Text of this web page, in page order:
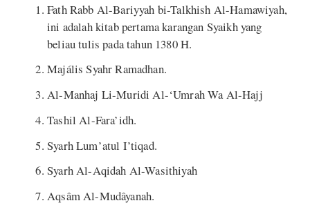
Fath Rabb Al-Bariyyah bi-Talkhish Al-Hamawiyah,
ini adalah kitab pertama karangan Syaikh yang
beliau tulis pada tahun 1380 H.
Majális Syahr Ramadhan.
Al-Manhaj Li-Muridi Al-‘Umrah Wa Al-Hajj
Tashil Al-Fara’idh.
Syarh Lum’atul I’tiqad.
Syarh Al-Aqidah Al-Wasithiyah
Aqsâm Al-Mudâyanah.